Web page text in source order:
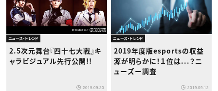
ニュース・トレンド
2.5次元舞台『四十七大戦』キ
ャラビジュアル先行公開!!​
2019.09.20
ニュース・トレンド
2019年度版esportsの収益
源が明らかに！１位は...？ニ
ューズー調査
2019.09.12